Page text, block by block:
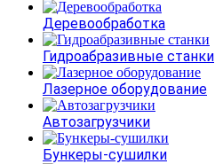
Деревообработка
Гидроабразивные станки
Лазерное оборудование
Автозагрузчики
Бункеры-сушилки